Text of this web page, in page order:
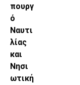
πουργ
ό
Ναυτι
λίας
και
Νησι
ωτική